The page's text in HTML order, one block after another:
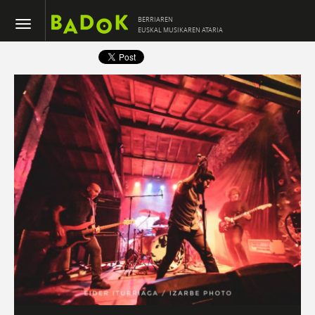
BERRIAREN
EUSKAL MUSIKAREN ATARIA